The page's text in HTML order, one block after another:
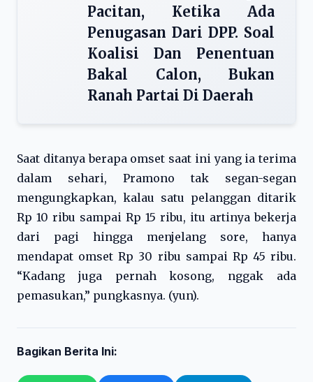
Pacitan, Ketika Ada
Penugasan Dari DPP. Soal
Koalisi Dan Penentuan
Bakal Calon, Bukan
Ranah Partai Di Daerah
Saat ditanya berapa omset saat ini yang ia terima
dalam sehari, Pramono tak segan-segan
mengungkapkan, kalau satu pelanggan ditarik
Rp 10 ribu sampai Rp 15 ribu, itu artinya bekerja
dari pagi hingga menjelang sore, hanya
mendapat omset Rp 30 ribu sampai Rp 45 ribu.
“Kadang juga pernah kosong, nggak ada
pemasukan,” pungkasnya. (yun).
Bagikan Berita Ini: